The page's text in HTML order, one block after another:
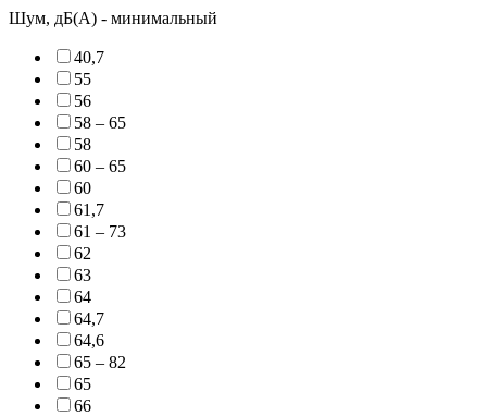
Шум, дБ(А) - минимальный
40,7
55
56
58 – 65
58
60 – 65
60
61,7
61 – 73
62
63
64
64,7
64,6
65 – 82
65
66